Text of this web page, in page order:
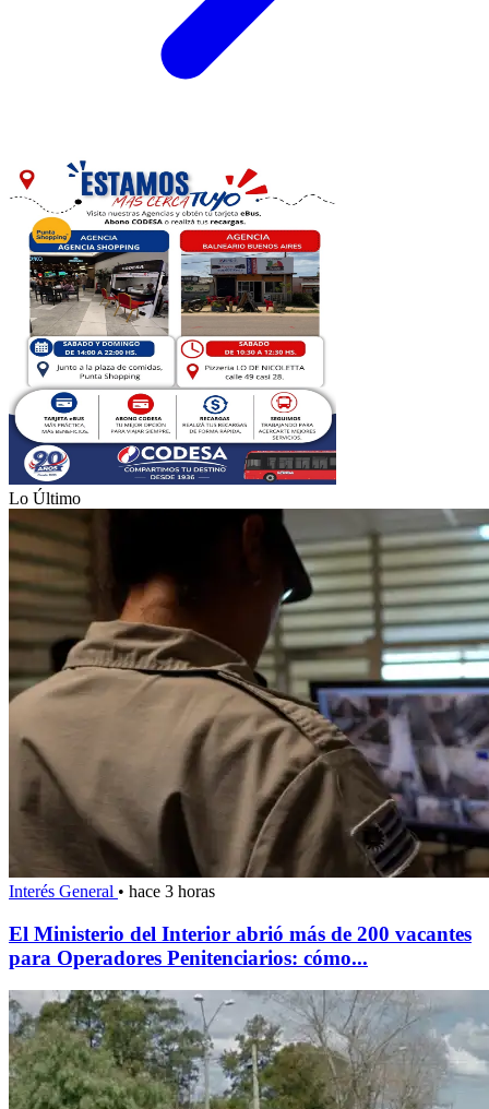
Lo Último
Interés General • hace 3 horas
El Ministerio del Interior abrió más de 200 vacantes
para Operadores Penitenciarios: cómo...